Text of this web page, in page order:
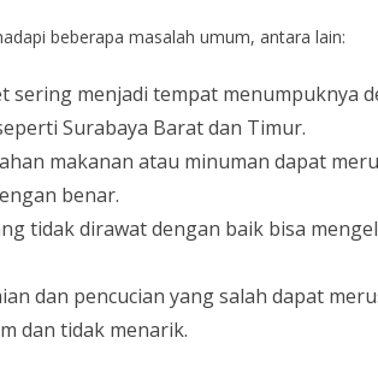
beberapa masalah umum, antara lain:
sering menjadi tempat menumpuknya
Surabaya Barat dan Timur.
makanan atau minuman dapat
benar.
tidak dirawat dengan baik bisa
dan pencucian yang salah dapat
dan tidak menarik.